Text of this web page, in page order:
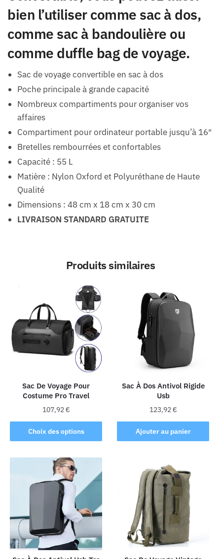
bien l’utiliser comme sac à dos,
comme sac à bandoulière ou
comme duffle bag de voyage.
Sac de voyage convertible en sac à dos
Poche principale à grande capacité
Nombreux compartiments pour organiser vos
affaires
Compartiment pour ordinateur portable jusqu’à 16″
Bretelles rembourrées et confortables
Capacité : 55 L
Matière : Nylon Oxford et Polyuréthane de Haute
Qualité
Dimensions : 48 cm x 18 cm x 30 cm
LIVRAISON STANDARD GRATUITE
Produits similaires
Sac De Voyage Pour
Costume Pro Travel
107,92€
Choix des options
Ce
produit
plusieurs
variations.
Les
options
peuvent
être
choisies
sur
Sac À Dos Antivol Rigide
Usb
123,92€
Ajouter au panier